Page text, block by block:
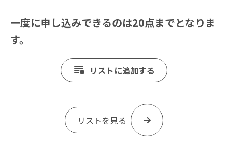
一度に申し込みできるのは20点までとなりま
す。
リストに追加する
リストを見る